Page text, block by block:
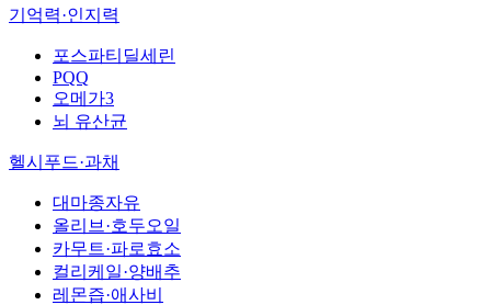
기억력·인지력
포스파티딜세린
PQQ
오메가3
뇌 유산균
헬시푸드·과채
대마종자유
올리브·호두오일
카무트·파로효소
컬리케일·양배추
레몬즙·애사비